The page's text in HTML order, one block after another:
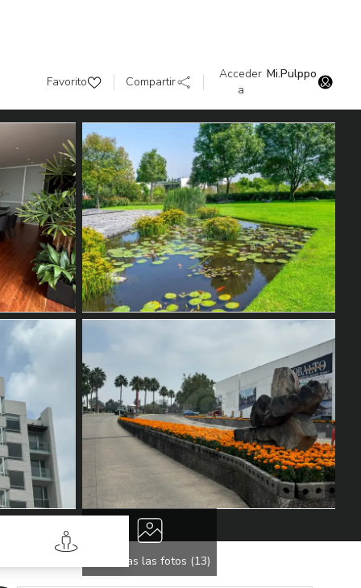
Favorito Compartir
Acceder
a
Mi.Pulppo
Ver todas las fotos (13)
Street View